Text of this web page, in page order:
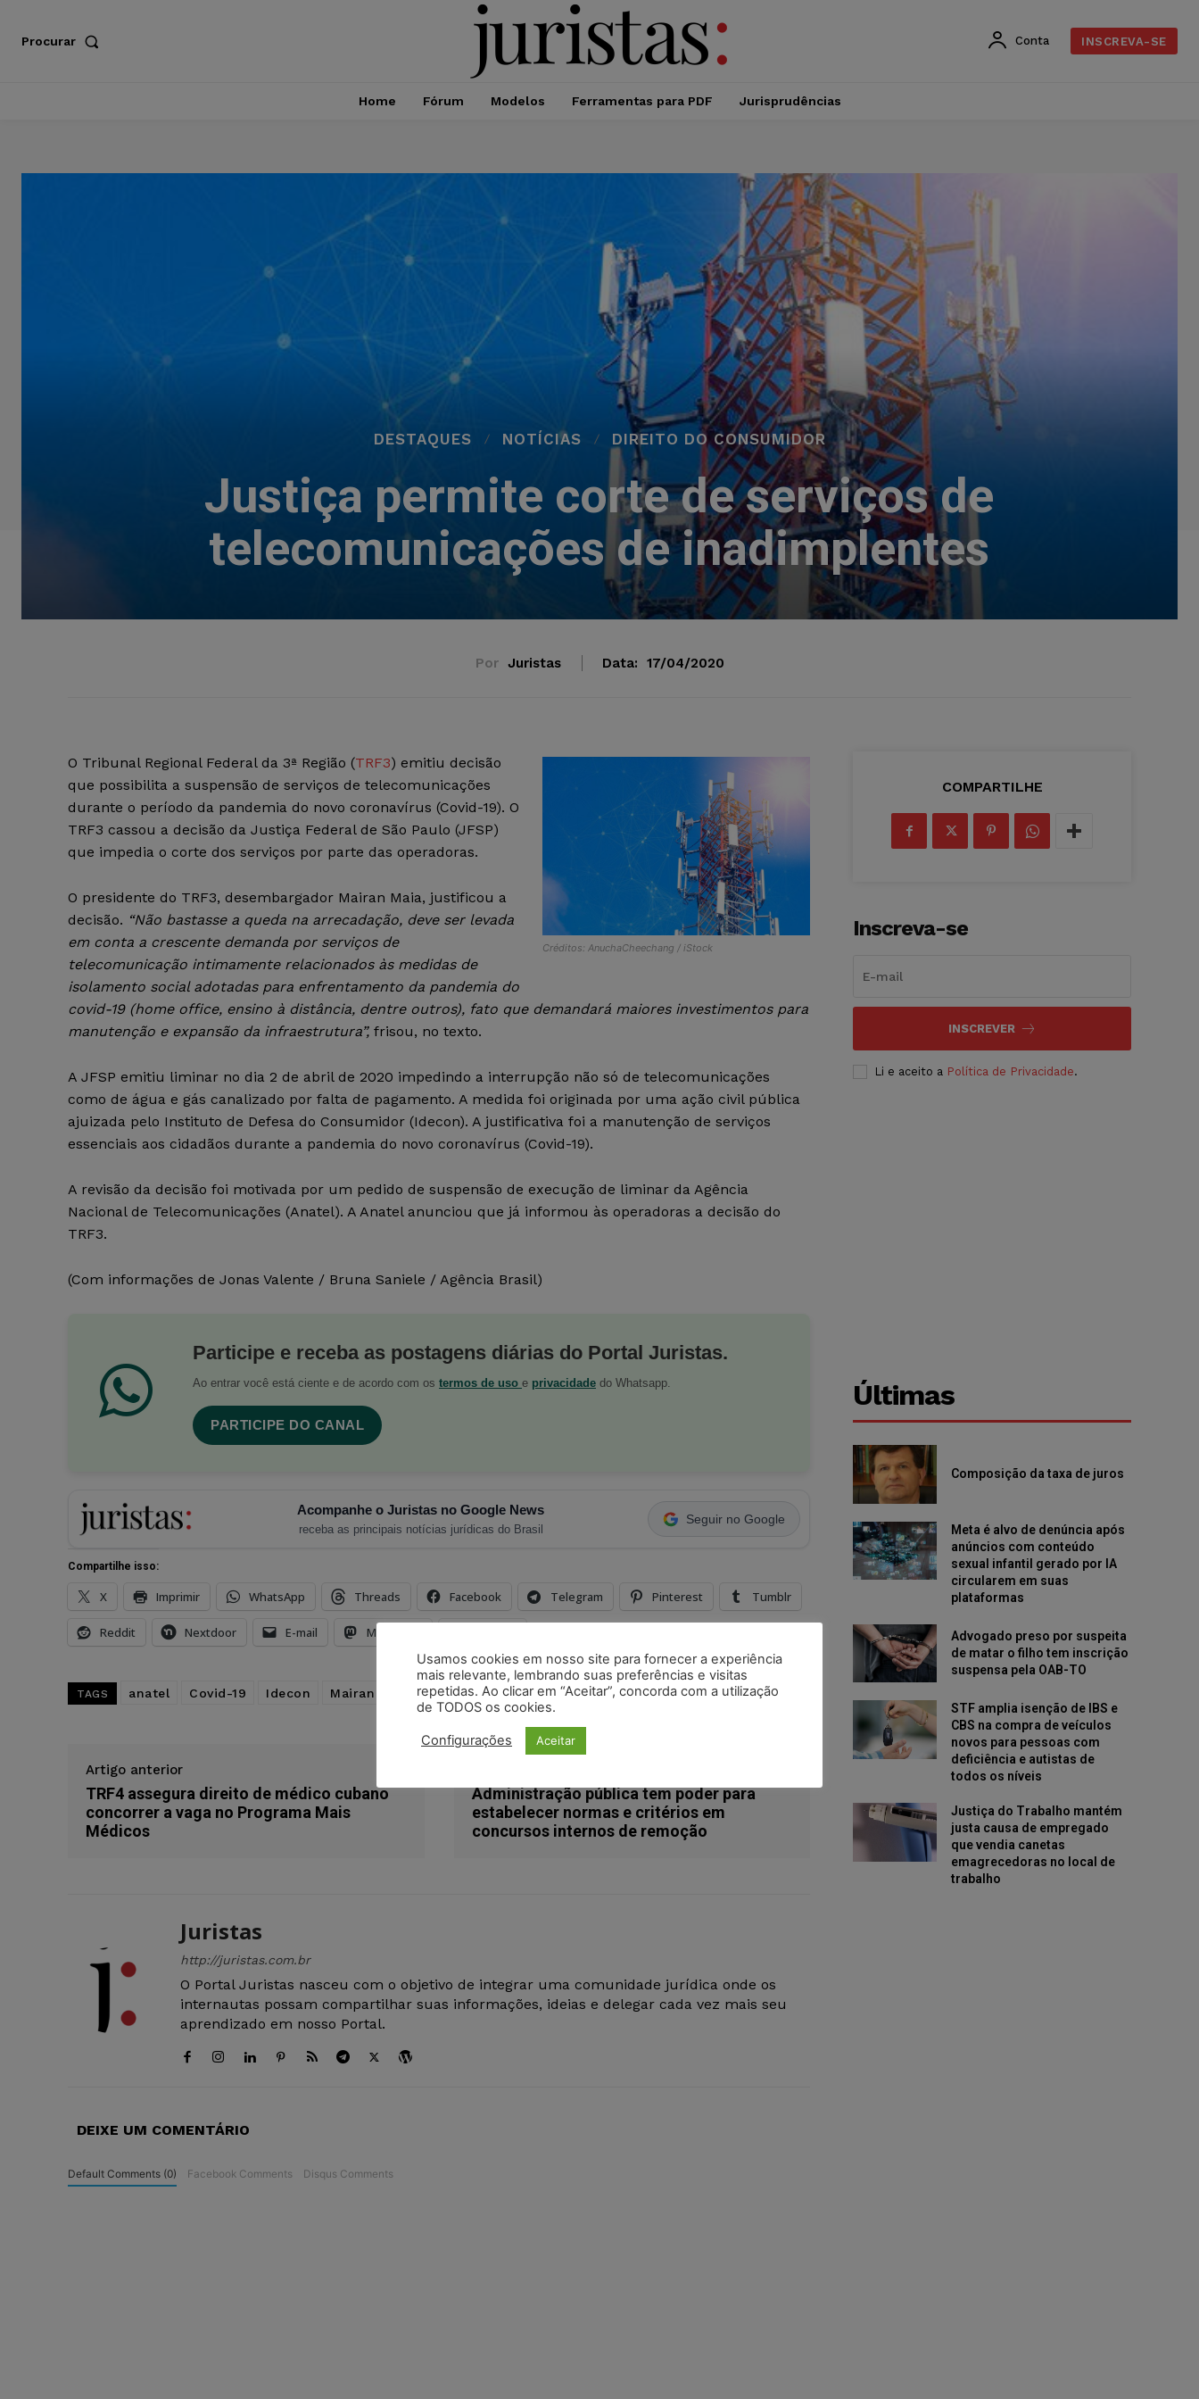
Procurar Conta INSCREVA-SE
Home Fórum Modelos Ferramentas para PDF Jurisprudências
DESTAQUES NOTÍCIAS DIREITO DO CONSUMIDOR
Justiça permite corte de serviços de
telecomunicações de inadimplentes
Por Juristas Data: 17/04/2020
Créditos: AnuchaCheechang / iStock
O Tribunal Regional Federal da 3ª Região (TRF3) emitiu decisão
que possibilita a suspensão de serviços de telecomunicações
durante o período da pandemia do novo coronavírus (Covid-19). O
TRF3 cassou a decisão da Justiça Federal de São Paulo (JFSP)
que impedia o corte dos serviços por parte das operadoras.
O presidente do TRF3, desembargador Mairan Maia, justificou a
decisão. “Não bastasse a queda na arrecadação, deve ser levada
em conta a crescente demanda por serviços de
telecomunicação intimamente relacionados às medidas de
isolamento social adotadas para enfrentamento da pandemia do
covid-19 (home office, ensino à distância, dentre outros), fato que demandará maiores investimentos para
manutenção e expansão da infraestrutura”, frisou, no texto.
A JFSP emitiu liminar no dia 2 de abrilde 2020 impedindo a interrupção não só de telecomunicações
como de água e gás canalizado por falta de pagamento. A medida foi originada por uma ação civil pública
ajuizada pelo Instituto de Defesa do Consumidor (Idecon). A justificativa foi a manutenção de serviços
essenciais aos cidadãos durante a pandemia do novo coronavírus (Covid-19).
A revisão da decisão foi motivada por um pedido de suspensão de execução de liminar da Agência
Nacional de Telecomunicações (Anatel). A Anatel anunciou que já informou às operadoras a decisão do
TRF3.
(Com informações de Jonas Valente / Bruna Saniele / Agência Brasil)
Participe e receba as postagens diárias do Portal Juristas.
Ao entrar você está ciente e de acordo com os termos de uso e privacidade do Whatsapp.
PARTICIPE DO CANAL
Acompanhe o Juristas no Google News
receba as principais notícias jurídicas do Brasil
Seguir no Google
Compartilhe isso:
X Imprimir WhatsApp Threads Facebook Telegram Pinterest Tumblr
Reddit Nextdoor E-mail Mastodon
TAGS anatel Covid-19 Idecon Mairan Maia pandemia trf3
Artigo anterior
TRF4 assegura direito de médico cubano
concorrer a vaga no Programa Mais
Médicos
Administração pública tem poder para
estabelecer normas e critérios em
concursos internos de remoção
Juristas
http://juristas.com.br
O Portal Juristas nasceu com o objetivo de integrar uma comunidade jurídica onde os
internautas possam compartilhar suas informações, ideias e delegar cada vez mais seu
aprendizado em nosso Portal.
DEIXE UM COMENTÁRIO
Default Comments (0) Facebook Comments Disqus Comments
COMPARTILHE
Inscreva-se
INSCREVER
Li e aceito a Política de Privacidade.
Últimas
Composição da taxa de juros
Meta é alvo de denúncia após
anúncios com conteúdo
sexual infantil gerado por IA
circularem em suas
plataformas
Advogado preso por suspeita
de matar o filho tem inscrição
suspensa pela OAB-TO
STF amplia isenção de IBS e
CBS na compra de veículos
novos para pessoas com
deficiência e autistas de
todos os níveis
Justiça do Trabalho mantém
justa causa de empregado
que vendia canetas
emagrecedoras no local de
trabalho
Usamos cookies em nosso site para fornecer a experiência
mais relevante, lembrando suas preferências e visitas
repetidas. Ao clicar em “Aceitar”, concorda com a utilização
de TODOS os cookies.
Configurações Aceitar